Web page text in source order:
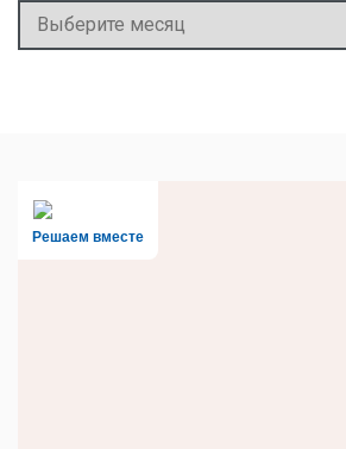
Архивы
Решаем вместе